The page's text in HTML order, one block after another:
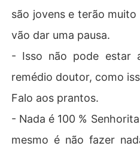
são jovens e terão
vão dar uma pausa.
- Isso não pode estar
remédio doutor, como
Falo aos prantos.
- Nada é 100 %
mesmo é não fazer